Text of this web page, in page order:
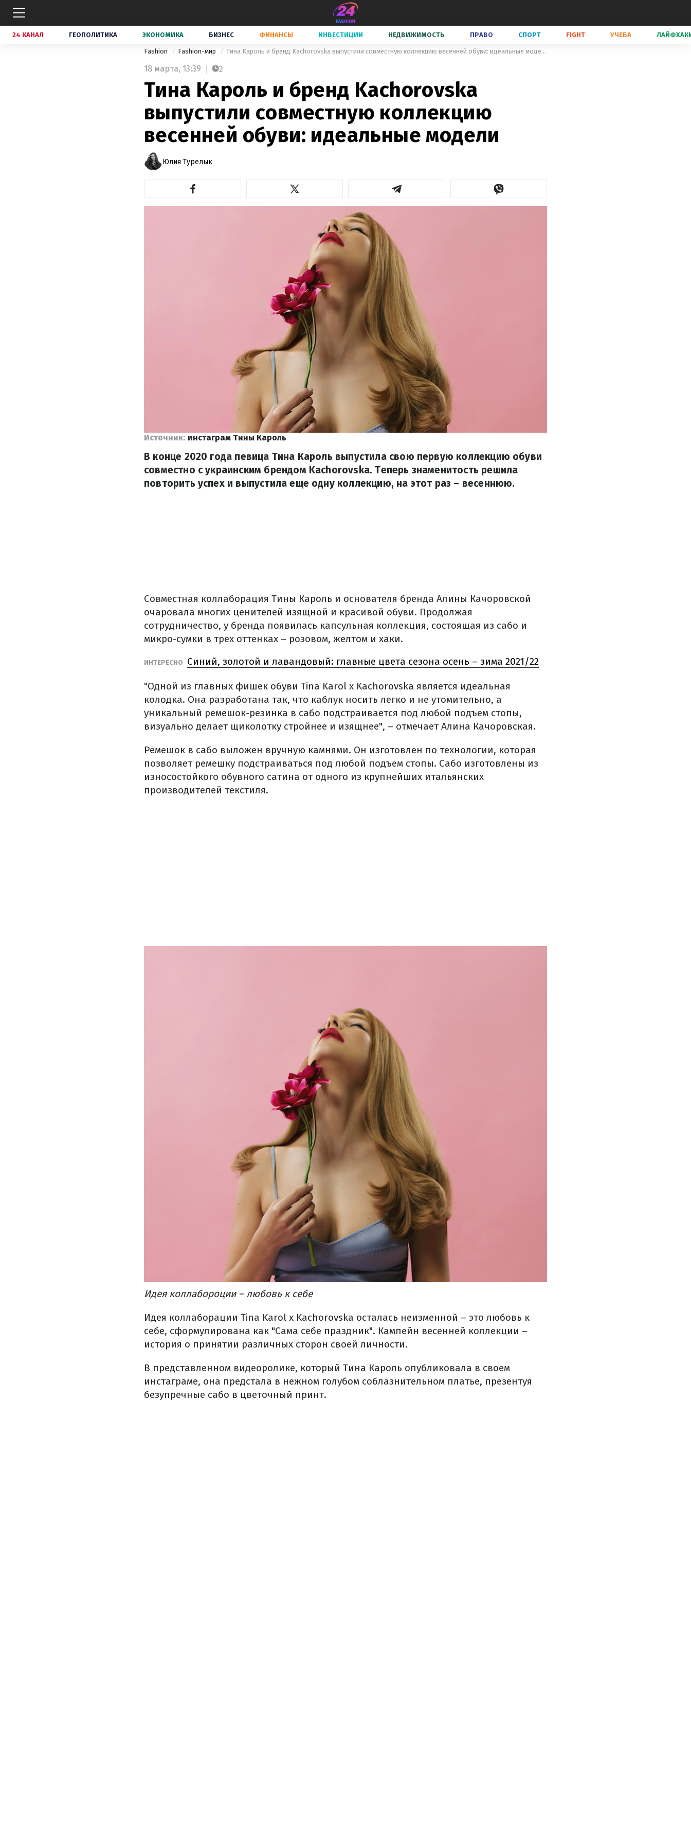
24 КАНАЛ ГЕОПОЛИТИКА ЭКОНОМИКА БИЗНЕС ФИНАНСЫ ИНВЕСТИЦИИ НЕДВИЖИМОСТЬ ПРАВО СПОРТ FIGHT УЧЕБА
Fashion Fashion-мир Тина Кароль и бренд Kachorovska выпустили совместную коллекцию весенней обуви: идеальные модели
18 марта, 13:39 2
Тина Кароль и бренд Kachorovska
выпустили совместную коллекцию
весенней обуви: идеальные модели
Юлия Турелык
Источник: инстаграм Тины Кароль
В конце 2020 года певица Тина Кароль выпустила свою первую коллекцию обуви
совместно с украинским брендом Kachorovska. Теперь знаменитость решила
повторить успех и выпустила еще одну коллекцию, на этот раз – весеннюю.
Совместная коллаборация Тины Кароль и основателя бренда Алины Качоровской
очаровала многих ценителей изящной и красивой обуви. Продолжая
сотрудничество, у бренда появилась капсульная коллекция, состоящая из сабо и
микро-сумки в трех оттенках – розовом, желтом и хаки.
ИНТЕРЕСНО Синий, золотой и лавандовый: главные цвета сезона осень – зима 2021/22
"Одной из главных фишек обуви Tina Karol x Kachorovska является идеальная
колодка. Она разработана так, что каблук носить легко и не утомительно, а
уникальный ремешок-резинка в сабо подстраивается под любой подъем стопы,
визуально делает щиколотку стройнее и изящнее", – отмечает Алина Качоровская.
Ремешок в сабо выложен вручную камнями. Он изготовлен по технологии, которая
позволяет ремешку подстраиваться под любой подъем стопы. Сабо изготовлены из
износостойкого обувного сатина от одного из крупнейших итальянских
производителей текстиля.
Идея коллабороции – любовь к себе
Идея коллаборации Tina Karol x Kachorovska осталась неизменной – это любовь к
себе, сформулирована как "Сама себе праздник". Кампейн весенней коллекции –
история о принятии различных сторон своей личности.
В представленном видеоролике, который Тина Кароль опубликовала в своем
инстаграме, она предстала в нежном голубом соблазнительном платье, презентуя
безупречные сабо в цветочный принт.